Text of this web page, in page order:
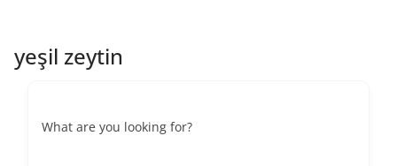
yeşil zeytin
What are you looking for?